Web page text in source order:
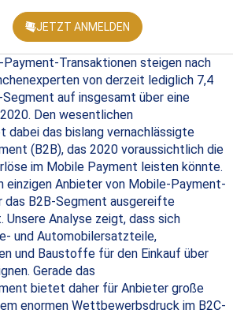
JETZT ANMELDEN
Payment-Transaktionen steigen nach
von derzeit lediglich 7,4
Segment auf insgesamt über eine
Den wesentlichen
dabei das bislang vernachlässigte
(B2B), das 2020 voraussichtlich die
im Mobile Payment leisten könnte.
einzigen Anbieter von Mobile-Payment-
das B2B-Segment ausgereifte
Unsere Analyse zeigt, dass sich
und Automobilersatzteile,
und Baustoffe für den Einkauf über
Gerade das
bietet daher für Anbieter große
enormen Wettbewerbsdruck im B2C-